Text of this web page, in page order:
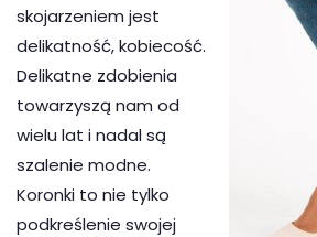
skojarzeniem jest
delikatność, kobiecość.
Delikatne zdobienia
towarzyszą nam od
wielu lat i nadal są
szalenie modne.
Koronki to nie tylko
podkreślenie swojej